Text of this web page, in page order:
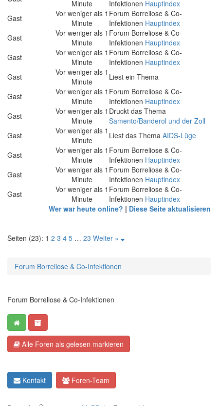
Minute
Infektionen Hauptindex
Gast
Vor weniger als 1
Minute
Forum Borreliose & Co-
Infektionen Hauptindex
Gast
Vor weniger als 1
Minute
Forum Borreliose & Co-
Infektionen Hauptindex
Gast
Vor weniger als 1
Minute
Forum Borreliose & Co-
Infektionen Hauptindex
Gast
Vor weniger als 1
Minute
Liest ein Thema
Gast
Vor weniger als 1
Minute
Forum Borreliose & Co-
Infektionen Hauptindex
Gast
Vor weniger als 1
Minute
Druckt das Thema
Samento/Banderol und der Zoll
Gast
Vor weniger als 1
Minute
Liest das Thema AIDS-Lüge
Gast
Vor weniger als 1
Minute
Forum Borreliose & Co-
Infektionen Hauptindex
Gast
Vor weniger als 1
Minute
Forum Borreliose & Co-
Infektionen Hauptindex
Gast
Vor weniger als 1
Minute
Forum Borreliose & Co-
Infektionen Hauptindex
Wer war heute online? | Diese Seite aktualisieren
Seiten (23): 1 2 3 4 5 … 23 Weiter »
Forum Borreliose & Co-Infektionen
Forum Borreliose & Co-Infektionen
Alle Foren als gelesen markieren
Kontakt Foren-Team